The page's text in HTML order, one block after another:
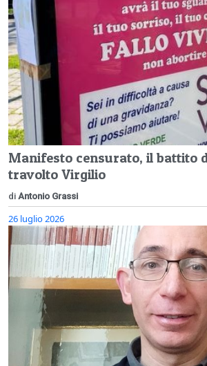
Manifesto censurato, il battito
travolto Virgilio
di Antonio Grassi
26 luglio 2026